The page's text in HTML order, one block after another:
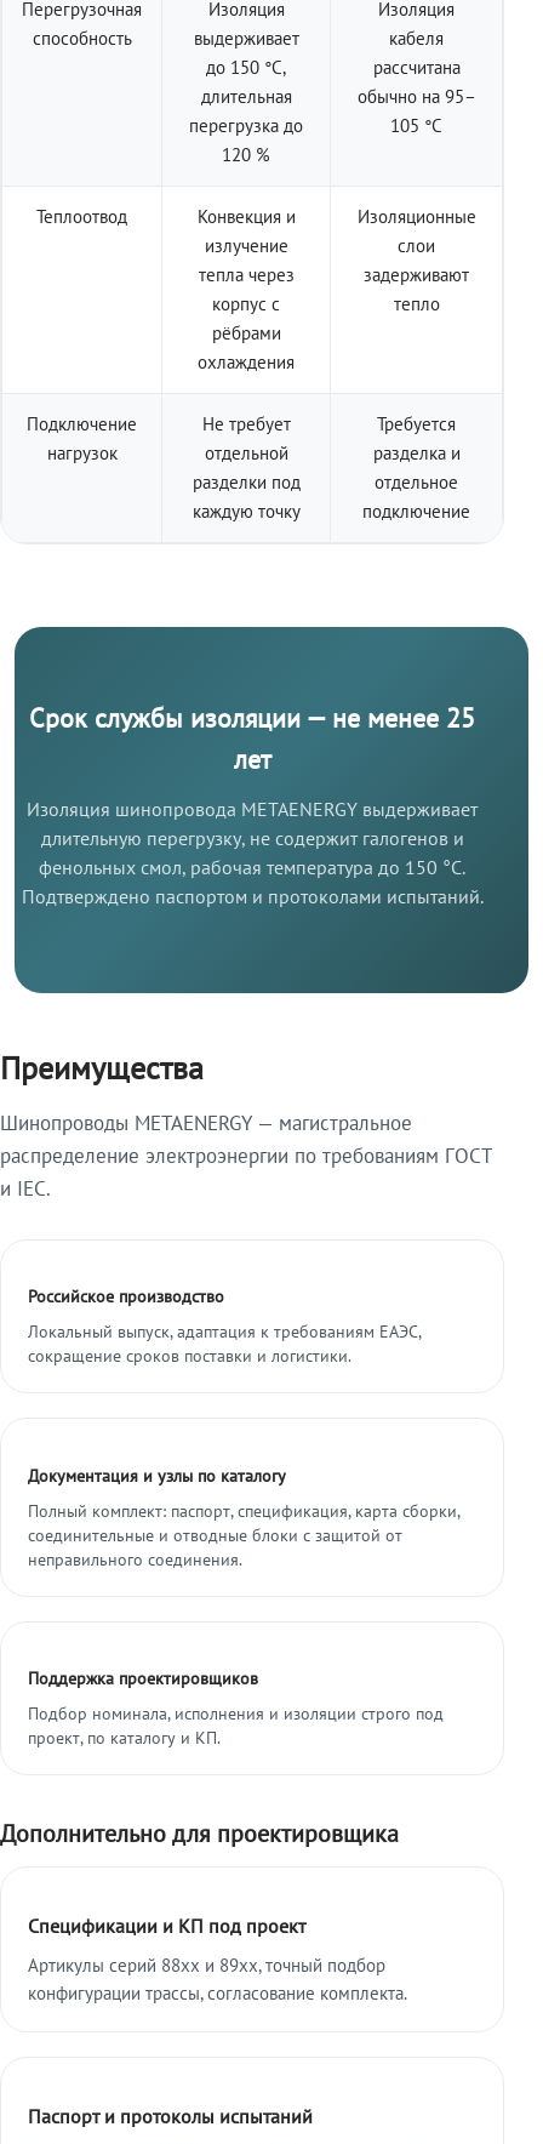
Перегрузочная
способность
Изоляция
выдерживает
до 150 °C,
длительная
перегрузка до
120 %
Изоляция
кабеля
рассчитана
обычно на 95–
105 °C
Теплоотвод
Конвекция и
излучение
тепла через
корпус с
рёбрами
охлаждения
Изоляционные
слои
задерживают
тепло
Подключение
нагрузок
Не требует
отдельной
разделки под
каждую точку
Требуется
разделка и
отдельное
подключение
Срок службы изоляции — не менее 25
лет
Изоляция шинопровода METAENERGY выдерживает
длительную перегрузку, не содержит галогенов и
фенольных смол, рабочая температура до 150 °C.
Подтверждено паспортом и протоколами испытаний.
Преимущества
Шинопроводы METAENERGY — магистральное
распределение электроэнергии по требованиям ГОСТ
и IEC.
Российское производство
Локальный выпуск, адаптация к требованиям ЕАЭС,
сокращение сроков поставки и логистики.
Документация и узлы по каталогу
Полный комплект: паспорт, спецификация, карта сборки,
соединительные и отводные блоки с защитой от
неправильного соединения.
Поддержка проектировщиков
Подбор номинала, исполнения и изоляции строго под
проект, по каталогу и КП.
Дополнительно для проектировщика
Спецификации и КП под проект
Артикулы серий 88xx и 89xx, точный подбор
конфигурации трассы, согласование комплекта.
Паспорт и протоколы испытаний